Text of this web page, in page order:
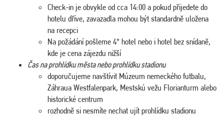
Check-in je obvykle od cca 14:00 a pokud přijedete do
hotelu dříve, zavazadla mohou být standardně uložena
na recepci
Na požádání pošleme 4* hotel nebo i hotel bez snídaně,
kde je cena zájezdu nižší
Čas na prohlídku města nebo prohlídku stadionu
doporučujeme navštívit Múzeum nemeckého futbalu,
Záhraua Westfalenpark, Mestskú vežu Florianturm alebo
historické centrum
rozhodně si nesmíte nechat ujít prohlídku stadionu